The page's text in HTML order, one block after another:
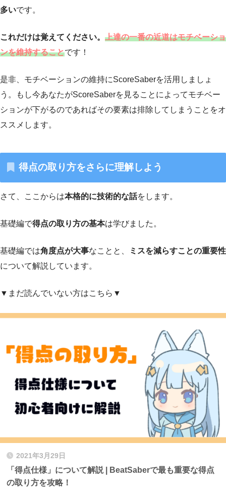
多いです。
これだけは覚えてください。 上達の一番の近道はモチベーショ
ンを維持することです！
是非、モチベーションの維持にScoreSaberを活用しましょ
う。もし今あなたがScoreSaberを見ることによってモチベー
ションが下がるのであればその要素は排除してしまうことをオ
ススメします。
得点の取り方をさらに理解しよう
さて、ここからは本格的に技術的な話をします。
基礎編で得点の取り方の基本は学びました。
基礎編では角度点が大事なことと、
ミスを減らすことの重要性
について解説しています。
▼まだ読んでいない方はこちら▼
2021年3月29日
「得点仕様」について解説 | BeatSaberで最も重要な得点
の取り方を攻略！